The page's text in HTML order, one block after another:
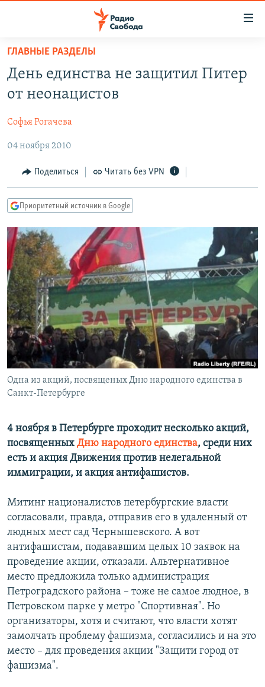
упрощенного
доступа
основному
Вернутся
главной
навигации
Вернутся
поиску
ПОДКАСТЫ
ЦИТАТЫ СВОБОДЫ
МНЕНИЯ
КУЛЬТУРА
IDEL.РЕАЛИИ
КАВКАЗ.РЕАЛИИ
СЕВЕР.РЕАЛИИ
СИБИРЬ.РЕАЛИИ
РАСПИСАНИЕ ВЕЩАНИЯ
ПОДПИШИТЕСЬ НА РАССЫЛКУ
СОЦИАЛЬНЫЕ СЕТИ
ГЛАВНЫЕ РАЗДЕЛЫ
День единства не защитил Питер
от неонацистов
Софья Рогачева
04 ноября 2010
Поделиться Читать без VPN
Приоритетный источник в Google
Одна из акций, посвященых Дню народного единства в
Санкт-Петербурге
4 ноября в Петербурге проходит несколько акций,
посвященных Дню народного единства, среди них
есть и акция Движения против нелегальной
иммиграции, и акция антифашистов.
Митинг националистов петербургские власти
согласовали, правда, отправив его в удаленный от
людных мест сад Чернышевского. А вот
антифашистам, подававшим целых 10 заявок на
проведение акции, отказали. Альтернативное
место предложила только администрация
Петроградского района – тоже не самое людное, в
Петровском парке у метро "Спортивная". Но
организаторы, хотя и считают, что власти хотят
замолчать проблему фашизма, согласились и на это
место – для проведения акции "Защити город от
фашизма".